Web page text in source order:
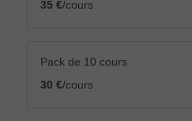
35 €/cours
Pack de 10 cours
30 €/cours